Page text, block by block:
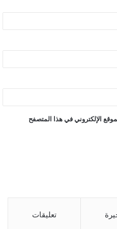
الإلكتروني في هذا المتصفح
تعليقات